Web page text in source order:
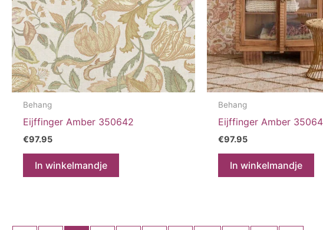
Behang
Eijffinger Amber 350642
€97.95
In winkelmandje
Behang
Eijffinger Amber
€97.95
In winkelmandje